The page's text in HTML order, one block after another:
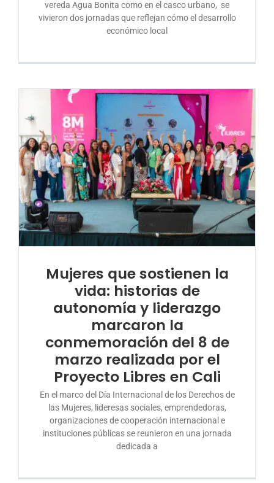
vereda Agua Bonita como en el casco urbano, se
vivieron dos jornadas que reflejan cómo el desarrollo
económico local
Mujeres que sostienen la
vida: historias de
autonomía y liderazgo
marcaron la
conmemoración del 8 de
marzo realizada por el
Proyecto Libres en Cali
En el marco del Día Internacional de los Derechos de
las Mujeres, lideresas sociales, emprendedoras,
organizaciones de cooperación internacional e
instituciones públicas se reunieron en una jornada
dedicada a